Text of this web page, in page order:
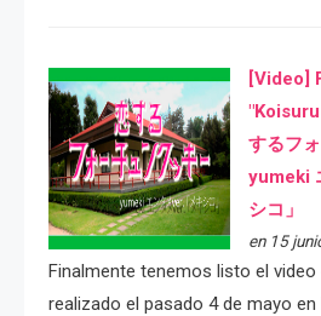
[Video]
するフ
yumeki
シコ」
en 15
Finalmente tenemos listo el video
realizado el pasado 4 de mayo